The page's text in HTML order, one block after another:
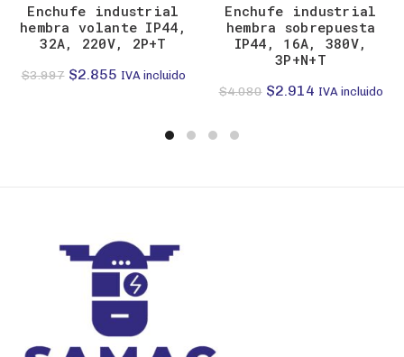
Enchufe industrial
hembra volante IP44,
32A, 220V, 2P+T
$3.997 El
$2.855ElIVA incluido
Enchufe industrial
hembra sobrepuesta
IP44, 16A, 380V,
3P+N+T
$4.080 El
$2.914ElIVA incluido